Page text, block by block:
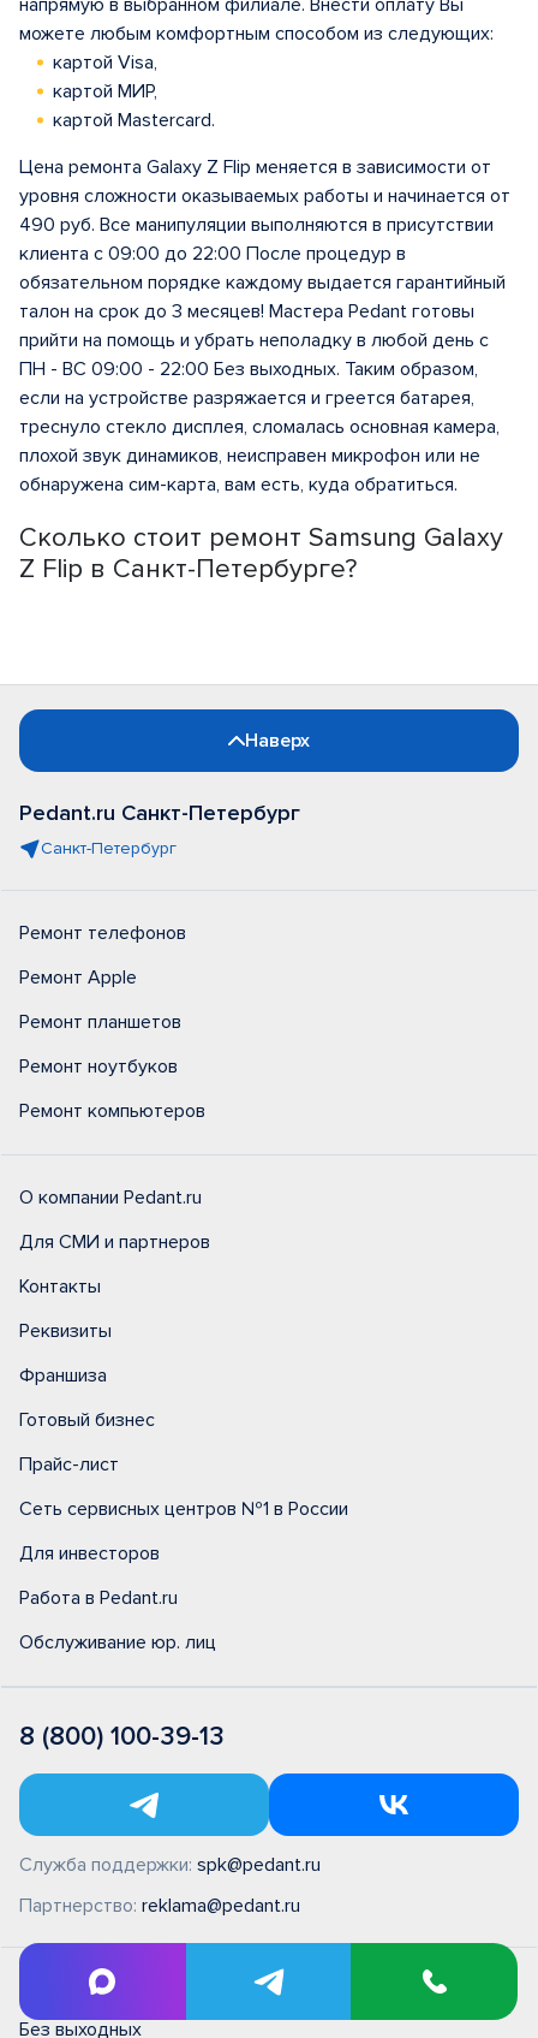
Сколько стоит ремонт Samsung Galaxy
Z Flip в Санкт-Петербурге?
напрямую в выбранном филиале. Внести оплату Вы
можете любым комфортным способом из следующих:
картой Visa,
картой МИР,
картой Mastercard.
Цена ремонта Galaxy Z Flip меняется в зависимости от
уровня сложности оказываемых работы и начинается от
490 руб. Все манипуляции выполняются в присутствии
клиента с 09:00 до 22:00 После процедур в
обязательном порядке каждому выдается гарантийный
талон на срок до 3 месяцев! Мастера Pedant готовы
прийти на помощь и убрать неполадку в любой день с
ПН - ВС 09:00 - 22:00 Без выходных. Таким образом,
если на устройстве разряжается и греется батарея,
треснуло стекло дисплея, сломалась основная камера,
плохой звук динамиков, неисправен микрофон или не
обнаружена сим-карта, вам есть, куда обратиться.
Наверх
Pedant.ru Санкт-Петербург
Санкт-Петербург
Ремонт телефонов
Ремонт Apple
Ремонт планшетов
Ремонт ноутбуков
Ремонт компьютеров
О компании Pedant.ru
Для СМИ и партнеров
Контакты
Реквизиты
Франшиза
Готовый бизнес
Прайс-лист
Сеть сервисных центров №1 в России
Для инвесторов
Работа в Pedant.ru
Обслуживание юр. лиц
8 (800) 100-39-13
Служба поддержки: spk@pedant.ru
Партнерство: reklama@pedant.ru
ПН - ВС 09:00 - 22:00
Без выходных